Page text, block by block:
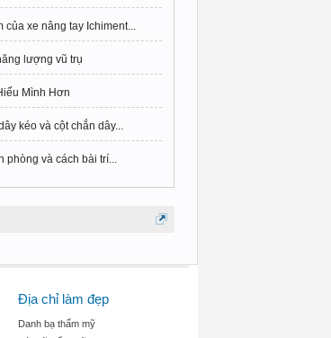
của xe nâng tay Ichiment...
lượng vũ trụ
Mình Hơn
kéo và cột chắn dây...
phòng và cách bài trí...
Địa chỉ làm đẹp
Danh bạ thẩm mỹ